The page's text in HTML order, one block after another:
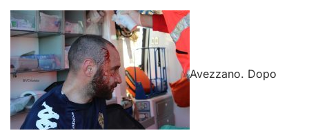
Avezzano. Dopo